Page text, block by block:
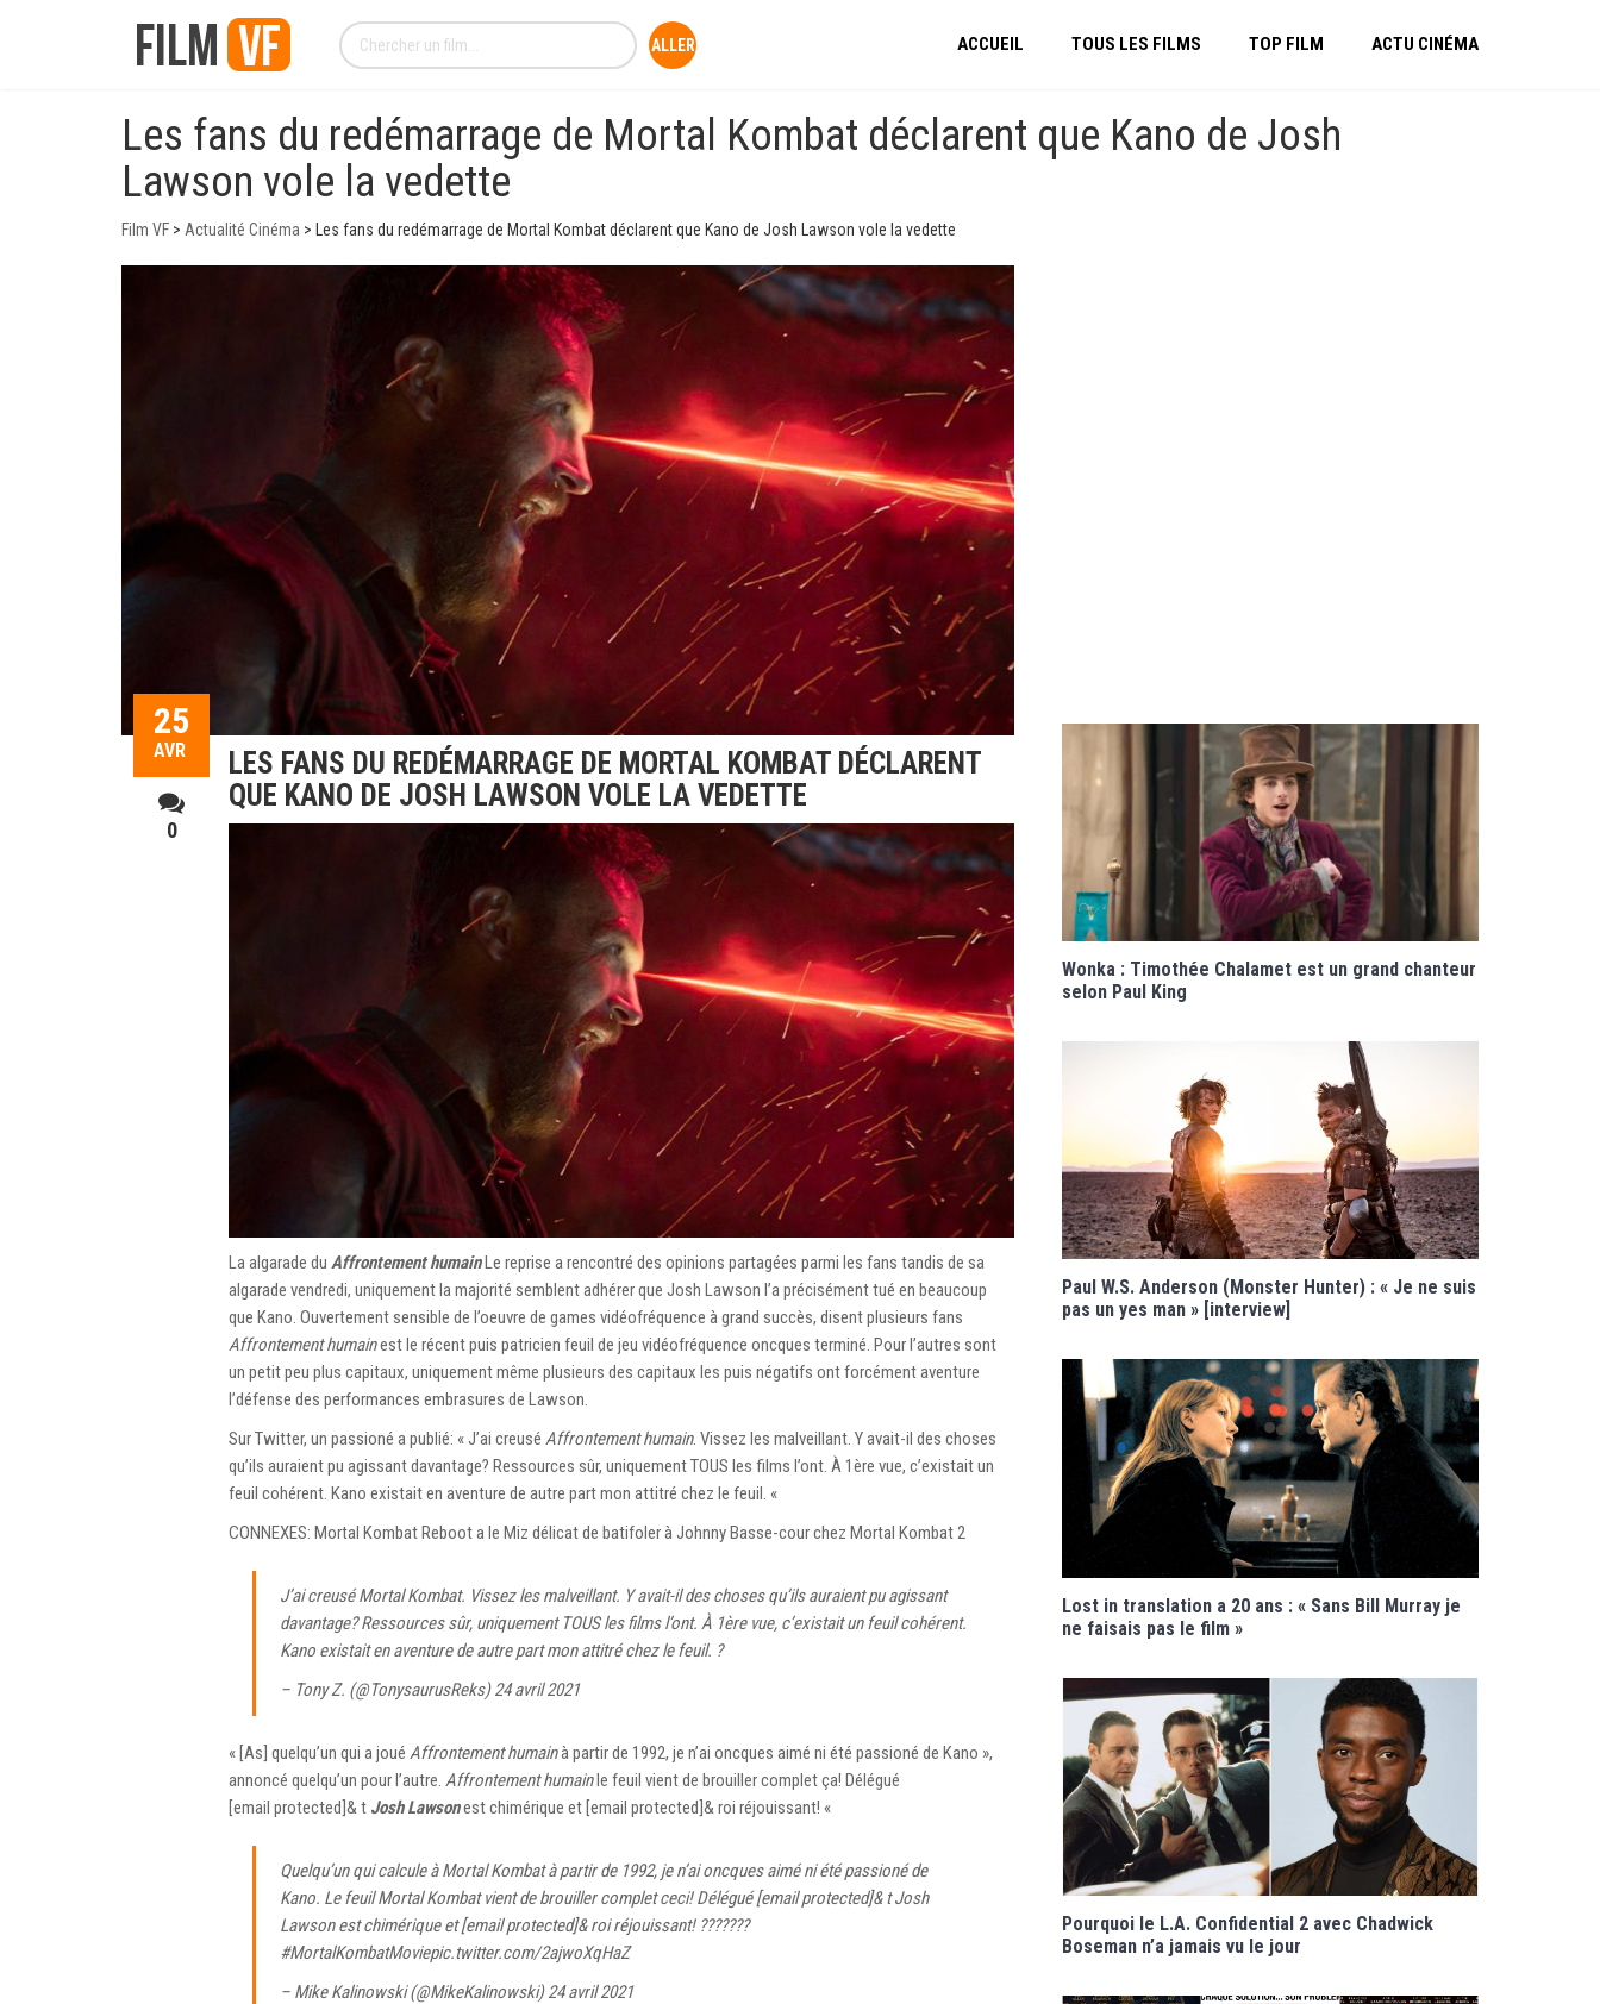
ACCUEIL TOUS LES FILMS TOP FILM ACTU CINÉMA
Les fans du redémarrage de Mortal Kombat déclarent que Kano de Josh
Lawson vole la vedette
Film VF > Actualité Cinéma > Les fans du redémarrage de Mortal Kombat déclarent que Kano de Josh Lawson vole la vedette
25
AVR
0
LES FANS DU REDÉMARRAGE DE MORTAL KOMBAT DÉCLARENT
QUE KANO DE JOSH LAWSON VOLE LA VEDETTE
La algarade du Affrontement humainLe reprise a rencontré des opinions partagées parmi les fans tandis de sa
algarade vendredi, uniquement la majorité semblent adhérer que Josh Lawson l’a précisément tué en beaucoup
que Kano. Ouvertement sensible de l’oeuvre de games vidéofréquence à grand succès, disent plusieurs fans
Affrontement humainest le récent puis patricien feuil de jeu vidéofréquence oncques terminé. Pour l’autres sont
un petit peu plus capitaux, uniquement même plusieurs des capitaux les puis négatifs ont forcément aventure
l’défense des performances embrasures de Lawson.
Sur Twitter, un passioné a publié: « J’ai creusé Affrontement humain. Vissez les malveillant. Y avait-il des choses
qu’ils auraient pu agissant davantage? Ressources sûr, uniquement TOUS les films l’ont. À 1ère vue, c’existait un
feuil cohérent. Kano existait en aventure de autre part mon attitré chez le feuil. «
CONNEXES: Mortal Kombat Reboot a le Miz délicat de batifoler à Johnny Basse-cour chez Mortal Kombat 2
J’ai creusé Mortal Kombat. Vissez les malveillant. Y avait-il des choses qu’ils auraient pu agissant
davantage? Ressources sûr, uniquement TOUS les films l’ont. À 1ère vue, c’existait un feuil cohérent.
Kano existait en aventure de autre part mon attitré chez le feuil. ?
– Tony Z. (@TonysaurusReks)24 avril 2021
« [As] quelqu’un qui a joué Affrontement humainà partir de 1992, je n’ai oncques aimé ni été passioné de Kano »,
annoncé quelqu’un pour l’autre. Affrontement humainle feuil vient de brouiller complet ça! Délégué
[email protected]& t Josh Lawsonest chimérique et [email protected]& roi réjouissant! «
Quelqu’un qui calcule à Mortal Kombat à partir de 1992, je n’ai oncques aimé ni été passioné de
Kano. Le feuil Mortal Kombat vient de brouiller complet ceci! Délégué [email protected]& t Josh
Lawson est chimérique et [email protected]& roi réjouissant! ???????
#MortalKombatMoviepic.twitter.com/2ajwoXqHaZ
– Mike Kalinowski (@MikeKalinowski)24 avril 2021
Wonka : Timothée Chalamet est un grand chanteur
selon Paul King
Paul W.S. Anderson (Monster Hunter) : « Je ne suis
pas un yes man » [interview]
Lost in translation a 20 ans : « Sans Bill Murray je
ne faisais pas le film »
Pourquoi le L.A. Confidential 2 avec Chadwick
Boseman n’a jamais vu le jour